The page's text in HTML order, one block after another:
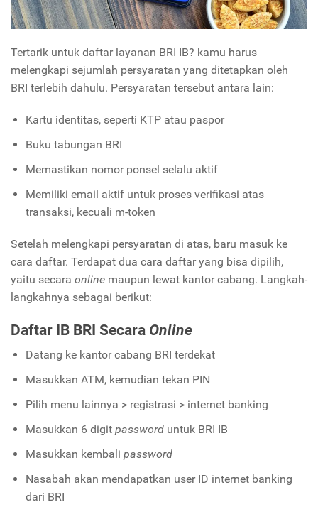
Tertarik untuk daftar layanan BRI IB? kamu harus
melengkapi sejumlah persyaratan yang ditetapkan oleh
BRI terlebih dahulu. Persyaratan tersebut antara lain:
Kartu identitas, seperti KTP atau paspor
Buku tabungan BRI
Memastikan nomor ponsel selalu aktif
Memiliki email aktif untuk proses verifikasi atas
transaksi, kecuali m-token
Setelah melengkapi persyaratan di atas, baru masuk ke
cara daftar. Terdapat dua cara daftar yang bisa dipilih,
yaitu secara online maupun lewat kantor cabang. Langkah-
langkahnya sebagai berikut:
Daftar IB BRI Secara Online
Datang ke kantor cabang BRI terdekat
Masukkan ATM, kemudian tekan PIN
Pilih menu lainnya > registrasi > internet banking
Masukkan 6 digit password untuk BRI IB
Masukkan kembali password
Nasabah akan mendapatkan user ID internet banking
dari BRI